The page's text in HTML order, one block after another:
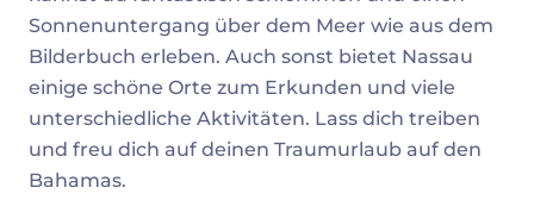
Sonnenuntergang über dem Meer wie aus dem
Bilderbuch erleben. Auch sonst bietet Nassau
einige schöne Orte zum Erkunden und viele
unterschiedliche Aktivitäten. Lass dich treiben
und freu dich auf deinen Traumurlaub auf den
Bahamas.